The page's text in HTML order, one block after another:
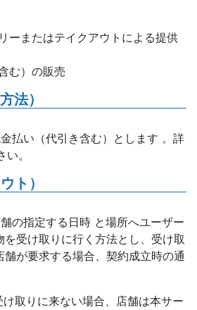
またはテイクアウトによる提供
む）の販売
法）
払い（代引き含む）とします 。詳
。
ト）
の指定する日時 と場所へユーザー
受け取りに行く方法とし、受け取
舗が要求する場合、契約成立時の通
取りに来ない場合、店舗は本サー